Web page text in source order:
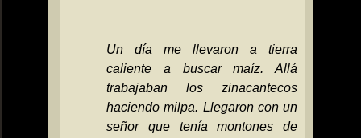
Un día me llevaron a tierra
caliente a buscar maíz. Allá
trabajaban los zinacantecos
haciendo milpa. Llegaron con un
señor que tenía montones de